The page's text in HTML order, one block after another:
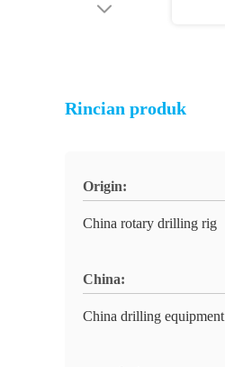
Rincian produk
Origin:
China rotary drilling rig
China:
China drilling equipment